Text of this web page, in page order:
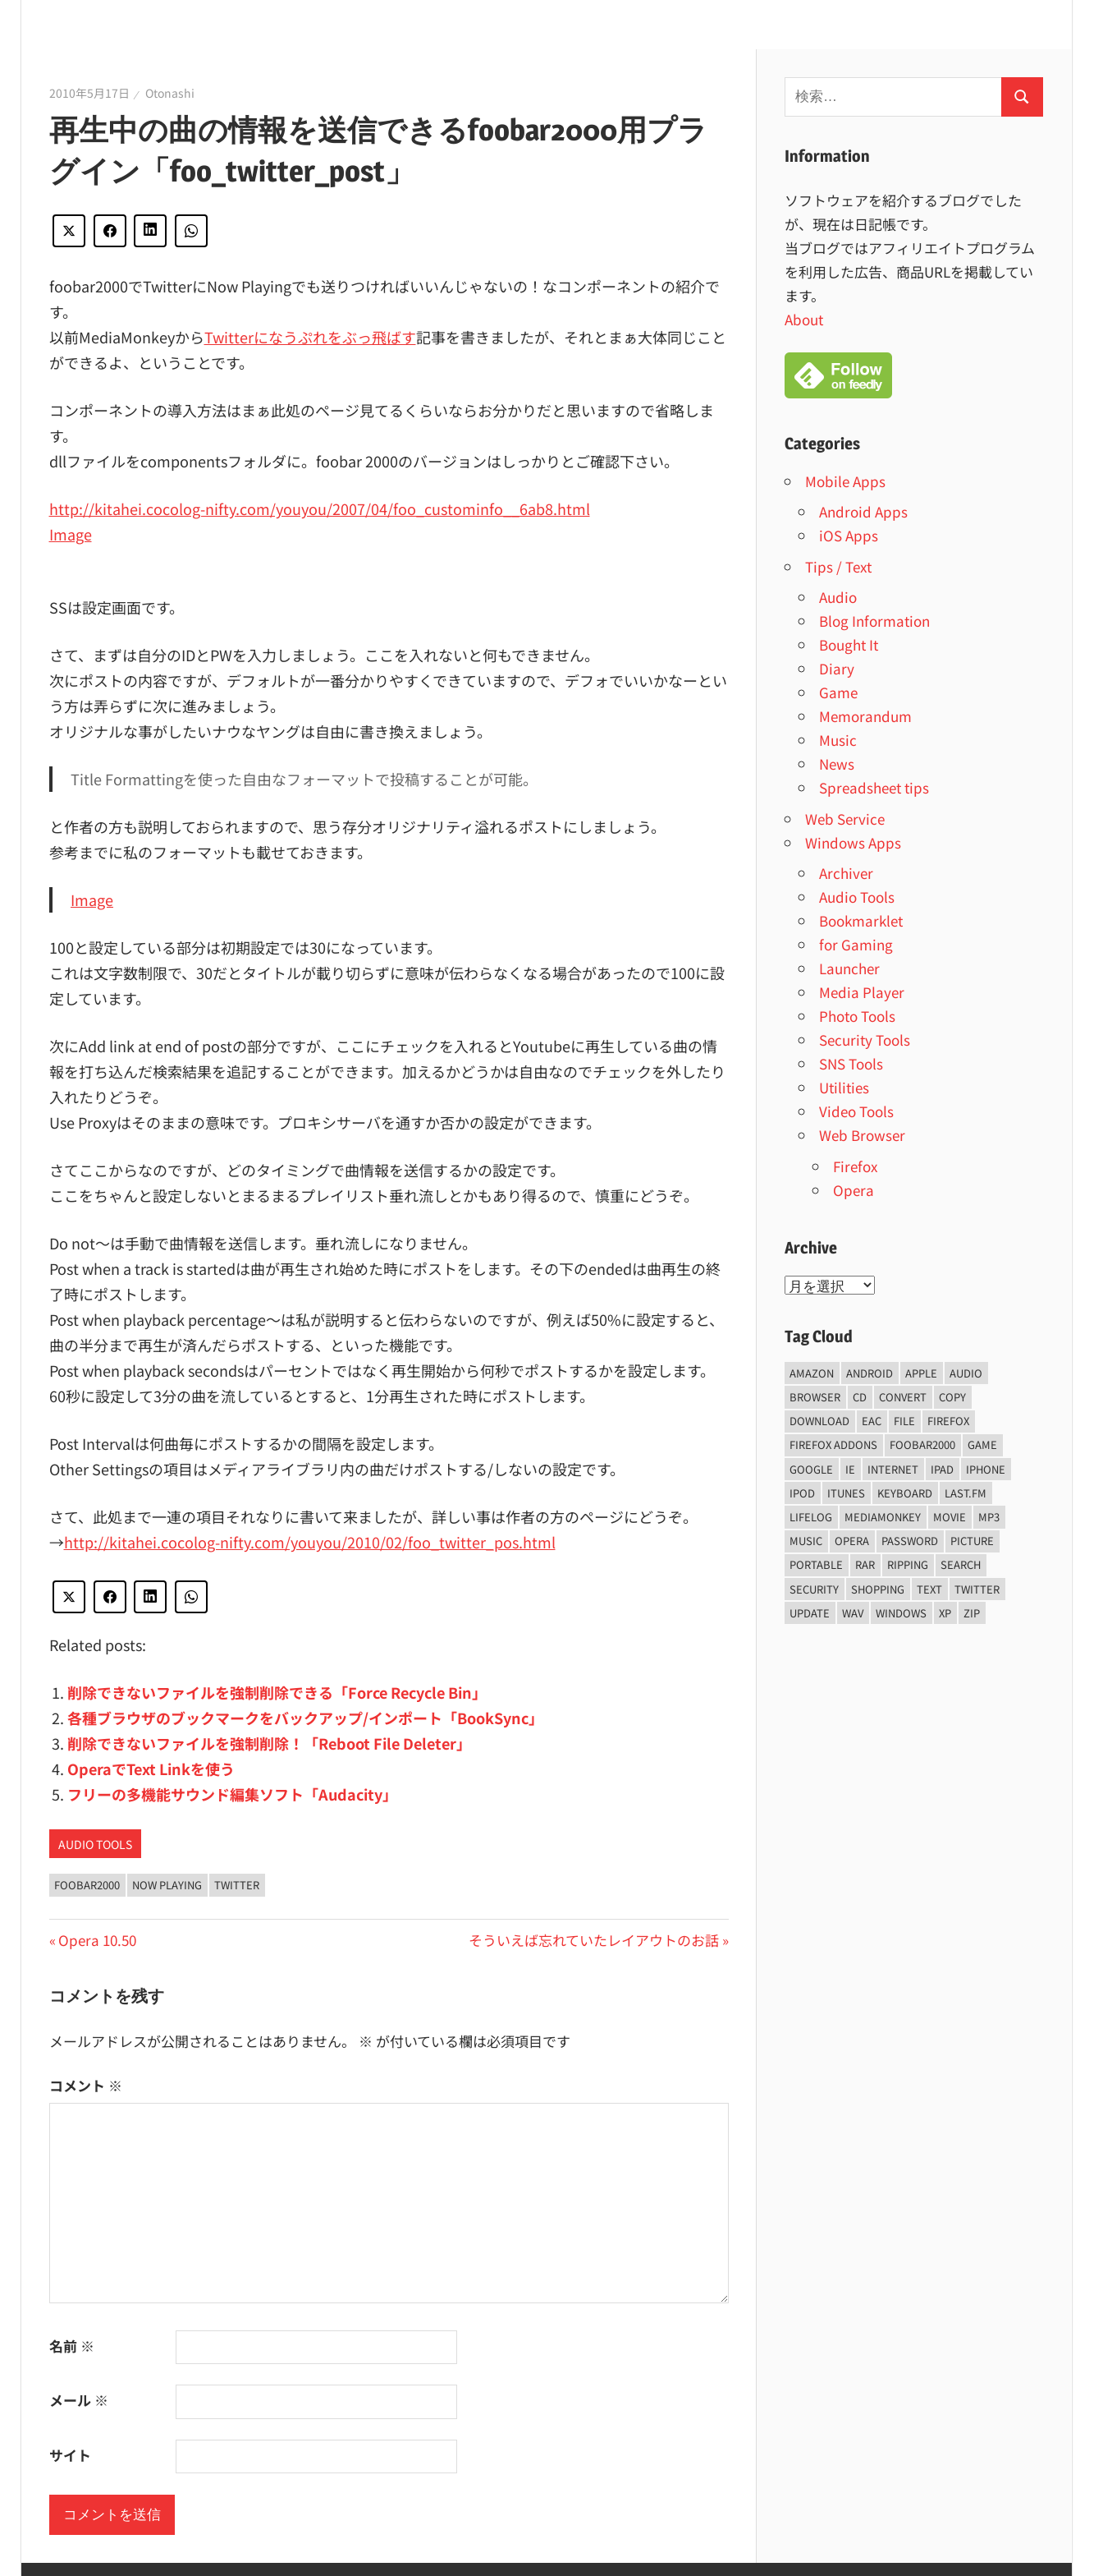
2010年5月17日 Otonashi
再生中の曲の情報を送信できるfoobar2000用プラ
グイン「foo_twitter_post」
foobar2000でTwitterにNow Playingでも送りつければいいんじゃないの！なコンポーネントの紹介で
す。
以前MediaMonkeyからTwitterになうぷれをぶっ飛ばす記事を書きましたが、それとまぁ大体同じこと
ができるよ、ということです。
コンポーネントの導入方法はまぁ此処のページ見てるくらいならお分かりだと思いますので省略しま
す。
dllファイルをcomponentsフォルダに。foobar 2000のバージョンはしっかりとご確認下さい。
http://kitahei.cocolog-nifty.com/youyou/2007/04/foo_custominfo__6ab8.html
Image
SSは設定画面です。
さて、まずは自分のIDとPWを入力しましょう。ここを入れないと何もできません。
次にポストの内容ですが、デフォルトが一番分かりやすくできていますので、デフォでいいかなーとい
う方は弄らずに次に進みましょう。
オリジナルな事がしたいナウなヤングは自由に書き換えましょう。
Title Formattingを使った自由なフォーマットで投稿することが可能。
と作者の方も説明しておられますので、思う存分オリジナリティ溢れるポストにしましょう。
参考までに私のフォーマットも載せておきます。
Image
100と設定している部分は初期設定では30になっています。
これは文字数制限で、30だとタイトルが載り切らずに意味が伝わらなくなる場合があったので100に設
定しています。
次にAdd link at end of postの部分ですが、ここにチェックを入れるとYoutubeに再生している曲の情
報を打ち込んだ検索結果を追記することができます。加えるかどうかは自由なのでチェックを外したり
入れたりどうぞ。
Use Proxyはそのままの意味です。プロキシサーバを通すか否かの設定ができます。
さてここからなのですが、どのタイミングで曲情報を送信するかの設定です。
ここをちゃんと設定しないとまるまるプレイリスト垂れ流しとかもあり得るので、慎重にどうぞ。
Do not～は手動で曲情報を送信します。垂れ流しになりません。
Post when a track is startedは曲が再生され始めた時にポストをします。その下のendedは曲再生の終
了時にポストします。
Post when playback percentage～は私が説明すると伝わらないのですが、例えば50%に設定すると、
曲の半分まで再生が済んだらポストする、といった機能です。
Post when playback secondsはパーセントではなく再生開始から何秒でポストするかを設定します。
60秒に設定して3分の曲を流しているとすると、1分再生された時にポストします。
Post Intervalは何曲毎にポストするかの間隔を設定します。
Other Settingsの項目はメディアライブラリ内の曲だけポストする/しないの設定です。
さて、此処まで一連の項目それなりに書いて来ましたが、詳しい事は作者の方のページにどうぞ。
→http://kitahei.cocolog-nifty.com/youyou/2010/02/foo_twitter_pos.html
Related posts:
削除できないファイルを強制削除できる「Force Recycle Bin」
各種ブラウザのブックマークをバックアップ/インポート「BookSync」
削除できないファイルを強制削除！「Reboot File Deleter」
OperaでText Linkを使う
フリーの多機能サウンド編集ソフト「Audacity」
AUDIO TOOLS
FOOBAR2000 NOW PLAYING TWITTER
投
ナ
ビ
ー
前
投
稿:
Opera 10.50
次
そういえば忘れていたレイアウトのお話
コメントを残す
メールアドレスが公開されることはありません。 ※ が付いている欄は必須項目です
コメント ※
名前 ※
メール ※
サイト
検
索:
検
Information
ソフトウェアを紹介するブログでした
が、現在は日記帳です。
当ブログではアフィリエイトプログラム
を利用した広告、商品URLを掲載してい
ます。
About
Categories
Mobile Apps
Android Apps
iOS Apps
Tips / Text
Audio
Blog Information
Bought It
Diary
Game
Memorandum
Music
News
Spreadsheet tips
Web Service
Windows Apps
Archiver
Audio Tools
Bookmarklet
for Gaming
Launcher
Media Player
Photo Tools
Security Tools
SNS Tools
Utilities
Video Tools
Web Browser
Firefox
Opera
Archive
Archive
Tag Cloud
AMAZON ANDROID APPLE
AUDIO
BROWSER
CD CONVERT
COPY
DOWNLOAD
EAC FILE
FIREFOX
FIREFOX ADDONS
FOOBAR2000
GAME
GOOGLE
IE INTERNET IPAD
IPHONE
IPOD
ITUNES KEYBOARD
LAST.FM
LIFELOG
MEDIAMONKEY MOVIE
MP3
MUSIC
OPERA PASSWORD
PICTURE
PORTABLE
RAR RIPPING
SEARCH
SECURITY
SHOPPING TEXT
TWITTER
UPDATE
WAV WINDOWS XP ZIP